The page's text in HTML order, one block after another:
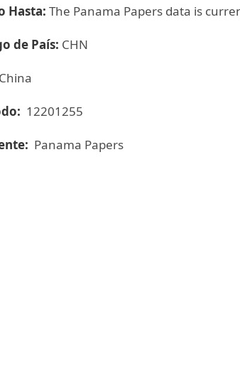
Hasta: The Panama Papers data is
de País: CHN
China
12201255
Panama Papers